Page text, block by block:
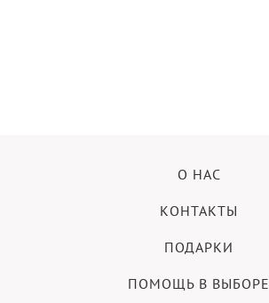
О НАС
КОНТАКТЫ
ПОДАРКИ
ПОМОЩЬ В ВЫБОРЕ